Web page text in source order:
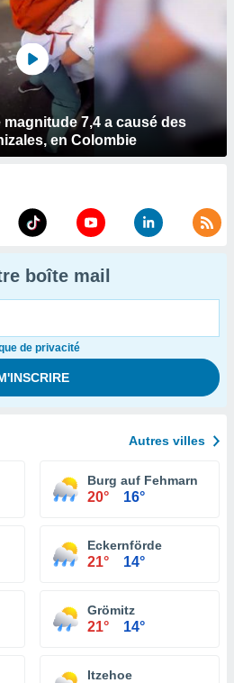
7,4 a causé des
en Colombie
boîte mail
de privacité
Autres villes
Burg auf Fehmarn
20° 16°
Eckernförde
21° 14°
Grömitz
21° 14°
Itzehoe